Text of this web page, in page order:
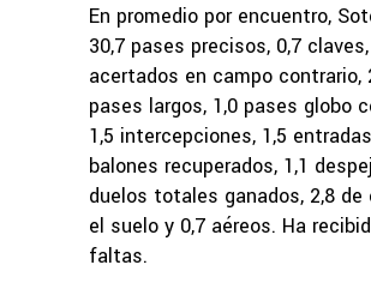
En promedio por encuentro,
30,7 pases precisos, 0,7
acertados en campo contrario,
pases largos, 1,0 pases globo
1,5 intercepciones, 1,5
balones recuperados, 1,1
duelos totales ganados, 2,8 de
el suelo y 0,7 aéreos. Ha
faltas.